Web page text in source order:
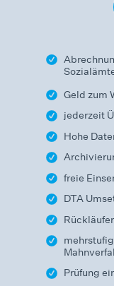
Geld zum
jederzeit
Hohe
freie
DTA
Prüfung